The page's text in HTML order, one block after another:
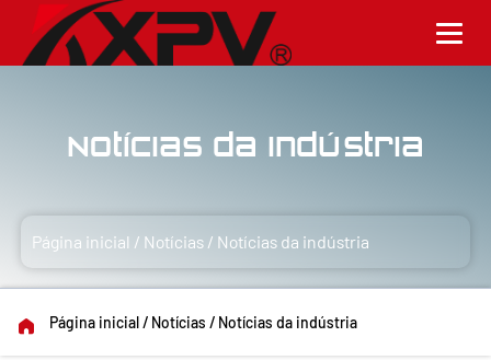
Notícias da indústria
Página inicial / Notícias / Notícias da indústria
Página inicial/ Notícias / Notícias da indústria